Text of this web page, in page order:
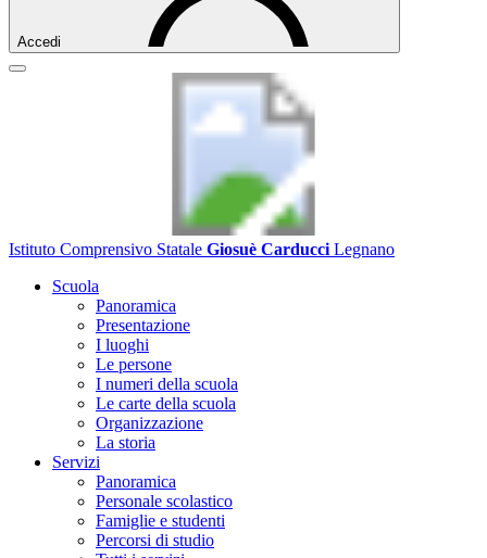
Accedi
Istituto Comprensivo Statale Giosuè Carducci Legnano
Scuola
Panoramica
Presentazione
I luoghi
Le persone
I numeri della scuola
Le carte della scuola
Organizzazione
La storia
Servizi
Panoramica
Personale scolastico
Famiglie e studenti
Percorsi di studio